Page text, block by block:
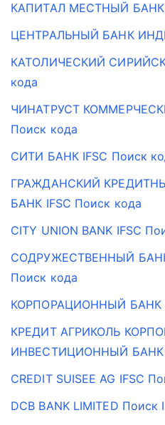
КАПИТАЛ МЕСТНЫЙ БАНК
ЦЕНТРАЛЬНЫЙ БАНК
КАТОЛИЧЕСКИЙ
кода
ЧИНАТРУСТ
Поиск кода
СИТИ БАНК IFSC Поиск
ГРАЖДАНСКИЙ
БАНК IFSC Поиск кода
CITY UNION BANK IFSC
СОДРУЖЕСТВЕННЫЙ
Поиск кода
КОРПОРАЦИОННЫЙ БАНК
КРЕДИТ АГРИКОЛЬ
ИНВЕСТИЦИОННЫЙ БАНК
CREDIT SUISEE AG IFSC
DCB BANK LIMITED Поиск